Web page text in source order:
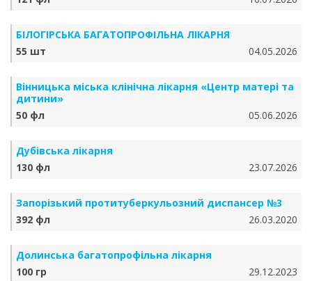
БІЛОГІРСЬКА БАГАТОПРОФІЛЬНА ЛІКАРНЯ
55 шт
04.05.2026
Вінницька міська клінічна лікарня «Центр матері та
дитини»
50 фл
05.06.2026
Дубівська лікарня
130 фл
23.07.2026
Запорізький протитуберкульозний диспансер №3
392 фл
26.03.2020
Долинська багатопрофільна лікарня
100 гр
29.12.2023